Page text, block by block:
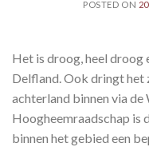
POSTED ON
Het is droog, heel
Delfland. Ook dringt het
achterland binnen via de
Hoogheemraadschap is
binnen het gebied een